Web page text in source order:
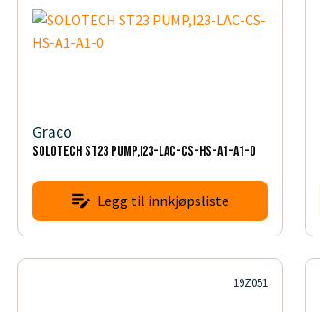
Graco
SOLOTECH ST23 PUMP,I23-LAC-CS-HS-A1-A1-0
Legg til innkjøpsliste
19Z051